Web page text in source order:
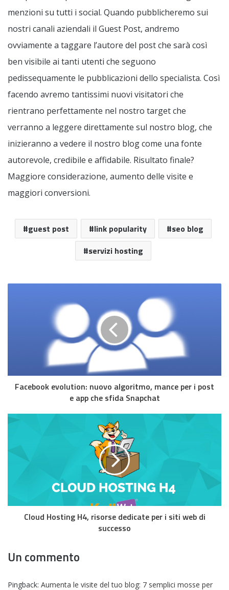
menzioni su tutti i social. Quando pubblicheremo sui
nostri canali aziendali il Guest Post, andremo
ovviamente a taggare l’autore del post che sarà così
ben visibile ai tanti utenti che seguono
pedissequamente le pubblicazioni dello specialista. Così
facendo avremo tantissimi nuovi visitatori che
rientrano perfettamente nel nostro target che
verranno a leggere direttamente sul nostro blog, che
inizieranno a vedere il nostro blog come una fonte
autorevole, credibile e affidabile. Risultato finale?
Maggiore considerazione, aumento delle visite e
maggiori conversioni.
guest post link popularity
seo blog
servizi hosting
Facebook evolution: nuovo algoritmo, mance per i post
e app che sfida Snapchat
Cloud Hosting H4, risorse dedicate per i siti web di
successo
Un commento
Pingback: Aumenta le visite del tuo blog: 7 semplici mosse per